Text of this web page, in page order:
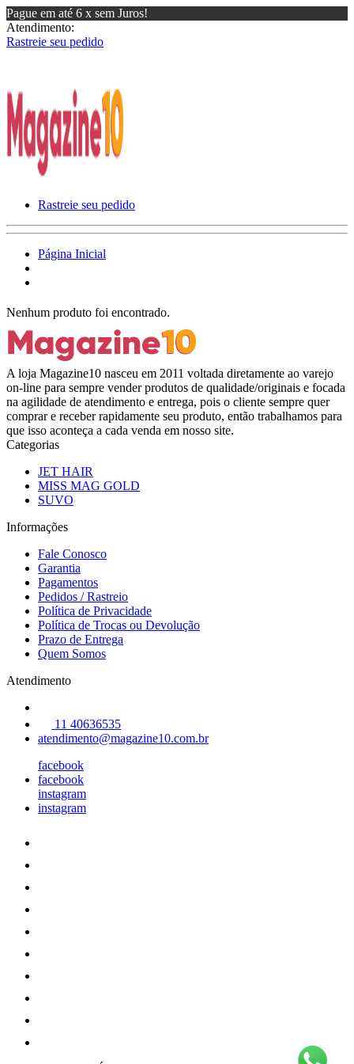
Pague em até 6 x sem Juros!
Atendimento:
Rastreie seu pedido
Rastreie seu pedido
Página Inicial
Nenhum produto foi encontrado.
A loja Magazine10 nasceu em 2011 voltada diretamente ao varejo
on-line para sempre vender produtos de qualidade/originais e focada
na agilidade de atendimento e entrega, pois o cliente sempre quer
comprar e receber rapidamente seu produto, então trabalhamos para
que isso aconteça a cada venda em nosso site.
Categorias
JET HAIR
MISS MAG GOLD
SUVO
Informações
Fale Conosco
Garantia
Pagamentos
Pedidos / Rastreio
Política de Privacidade
Política de Trocas ou Devolução
Prazo de Entrega
Quem Somos
Atendimento
11 40636535
atendimento@magazine10.com.br
facebook
facebook
instagram
instagram